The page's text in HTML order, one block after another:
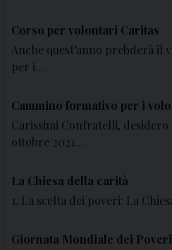
Corso per volontari Caritas
Anche quest’anno prebderà il
per i…
Cammino formativo per i
Carissimi Confratelli, desidero
ottobre 2021…
La Chiesa della carità
1. La scelta dei poveri: La
Giornata Mondiale dei Poveri